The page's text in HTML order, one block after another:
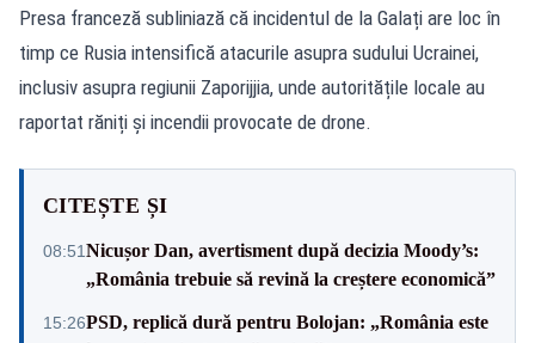
Presa franceză subliniază că incidentul de la Galați are loc în
timp ce Rusia intensifică atacurile asupra sudului Ucrainei,
inclusiv asupra regiunii Zaporijjia, unde autoritățile locale au
raportat răniți și incendii provocate de drone.
CITEȘTE ȘI
08:51Nicușor Dan, avertisment după decizia Moody’s:
„România trebuie să revină la creștere economică”
15:26PSD, replică dură pentru Bolojan: „România este